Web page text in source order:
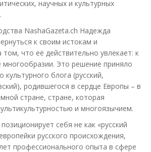
научных и культурных
NashaGazeta.ch Надежда
к своим истокам и
том, что её действительно увлекает: к
многообразии. Это решение приняло
блога (русский,
родившегося в сердце Европы – в
стране, стране, которая
и многоязычием.
себя не как «русский
русского происхождения,
профессионального опыта в сфере